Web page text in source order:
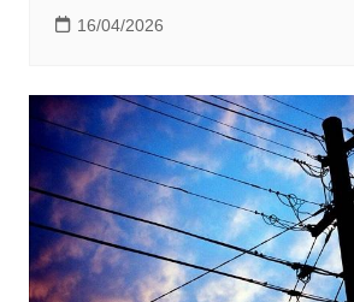
16/04/2026